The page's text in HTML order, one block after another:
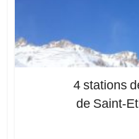
4 stations
de Saint-